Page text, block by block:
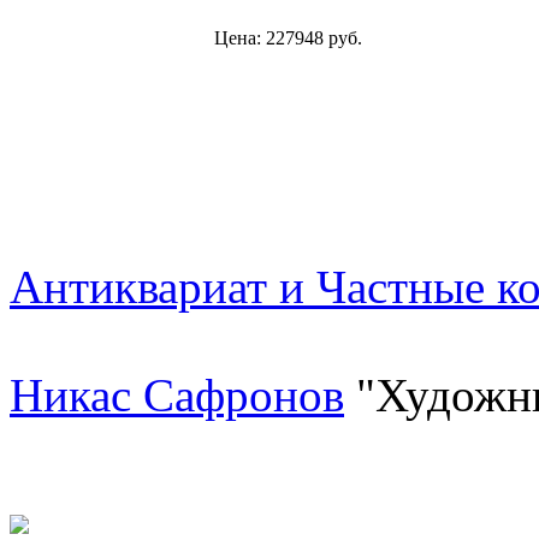
Цена: 227948 руб.
Антиквариат и Частные
Никас Сафронов